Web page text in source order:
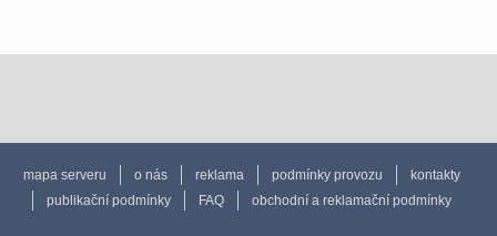
mapa serveru o nás reklama podmínky provozu
kontakty
publikační podmínky
FAQ obchodní a reklamační podmínky